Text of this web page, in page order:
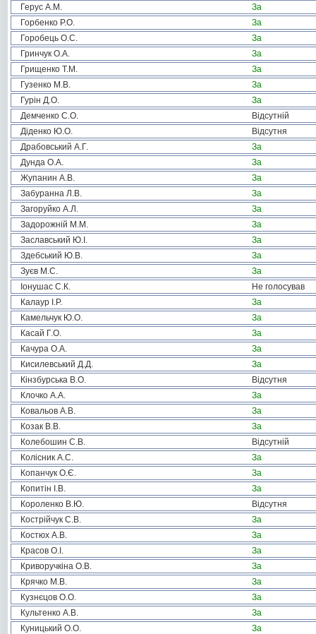
Герус А.М.
За
Горбенко Р.О.
За
Горобець О.С.
За
Гринчук О.А.
За
Грищенко Т.М.
За
Гузенко М.В.
За
Гурін Д.О.
За
Демченко С.О.
Відсутній
Діденко Ю.О.
Відсутня
Драбовський А.Г.
За
Дунда О.А.
За
Жупанин А.В.
За
Забуранна Л.В.
За
Загоруйко А.Л.
За
Задорожній М.М.
За
Заславський Ю.І.
За
Здебський Ю.В.
За
Зуєв М.С.
За
Іонушас С.К.
Не голосував
Калаур І.Р.
За
Камельчук Ю.О.
За
Касай Г.О.
За
Качура О.А.
За
Кисилевський Д.Д.
За
Кінзбурська В.О.
Відсутня
Клочко А.А.
За
Ковальов А.В.
За
Козак В.В.
За
Колебошин С.В.
Відсутній
Колісник А.С.
За
Копанчук О.Є.
За
Копитін І.В.
За
Короленко В.Ю.
Відсутня
Кострійчук С.В.
За
Костюх А.В.
За
Красов О.І.
За
Криворучкіна О.В.
За
Крячко М.В.
За
Кузнєцов О.О.
За
Культенко А.В.
За
Куницький О.О.
За